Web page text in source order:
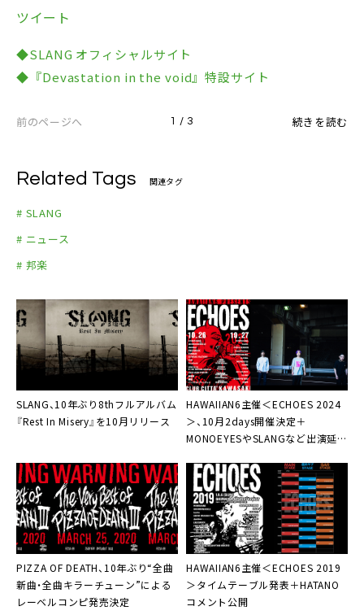
ツイート
◆SLANG オフィシャルサイト
◆『Devastation in the void』特設サイト
前のページへ 1 / 3 続きを読む
Related Tags 関連タグ
# SLANG
# ニュース
# 邦楽
SLANG、10年ぶり8thフルアルバム
『Rest In Misery』を10月リリース
HAWAIIAN6主催＜ECHOES 2024
＞、10月2days開催決定＋
MONOEYESやSLANGなど出演延べ
PIZZA OF DEATH、10年ぶり“全曲
新曲・全曲キラーチューン”による
レーベルコンピ発売決定
HAWAIIAN6主催＜ECHOES 2019
＞タイムテーブル発表＋HATANO
コメント公開